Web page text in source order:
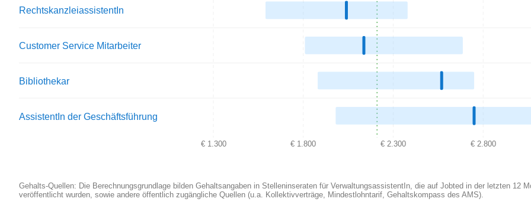
RechtskanzleiassistentIn
Customer Service Mitarbeiter
Bibliothekar
AssistentIn der Geschäftsführung
€ 1.300 € 1.800 € 2.300 € 2.800
Gehalts-Quellen: Die Berechnungsgrundlage bilden Gehaltsangaben in Stelleninseraten für VerwaltungsassistentIn, die auf Jobted in der letzten 12
veröffentlicht wurden, sowie andere öffentlich zugängliche Quellen (u.a. Kollektivverträge, Mindestlohntarif, Gehaltskompass des AMS).